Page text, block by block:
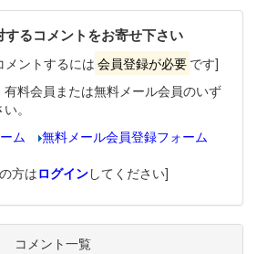
するコメントをお寄せ下さい
メントするには 会員登録が必要 です]
料会員または無料メール会員のいず
。
ム
無料メール会員登録フォーム
方はログインしてください]
コメント一覧